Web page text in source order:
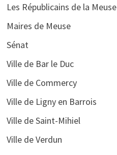
Les Républicains de la Meuse
Maires de Meuse
Sénat
Ville de Bar le Duc
Ville de Commercy
Ville de Ligny en Barrois
Ville de Saint-Mihiel
Ville de Verdun